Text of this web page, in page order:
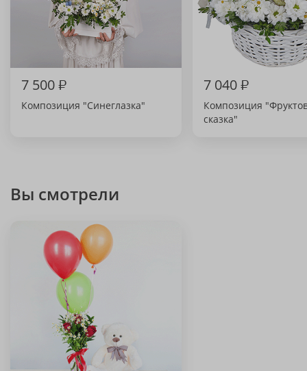
7 500₽
Композиция "Синеглазка"
7 040₽
Композиция
сказка"
Вы смотрели